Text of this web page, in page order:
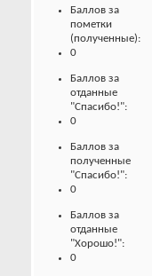
Баллов за
пометки
(полученные):
0
Баллов за
отданные
"Спасибо!":
0
Баллов за
полученные
"Спасибо!":
0
Баллов за
отданные
"Хорошо!":
0